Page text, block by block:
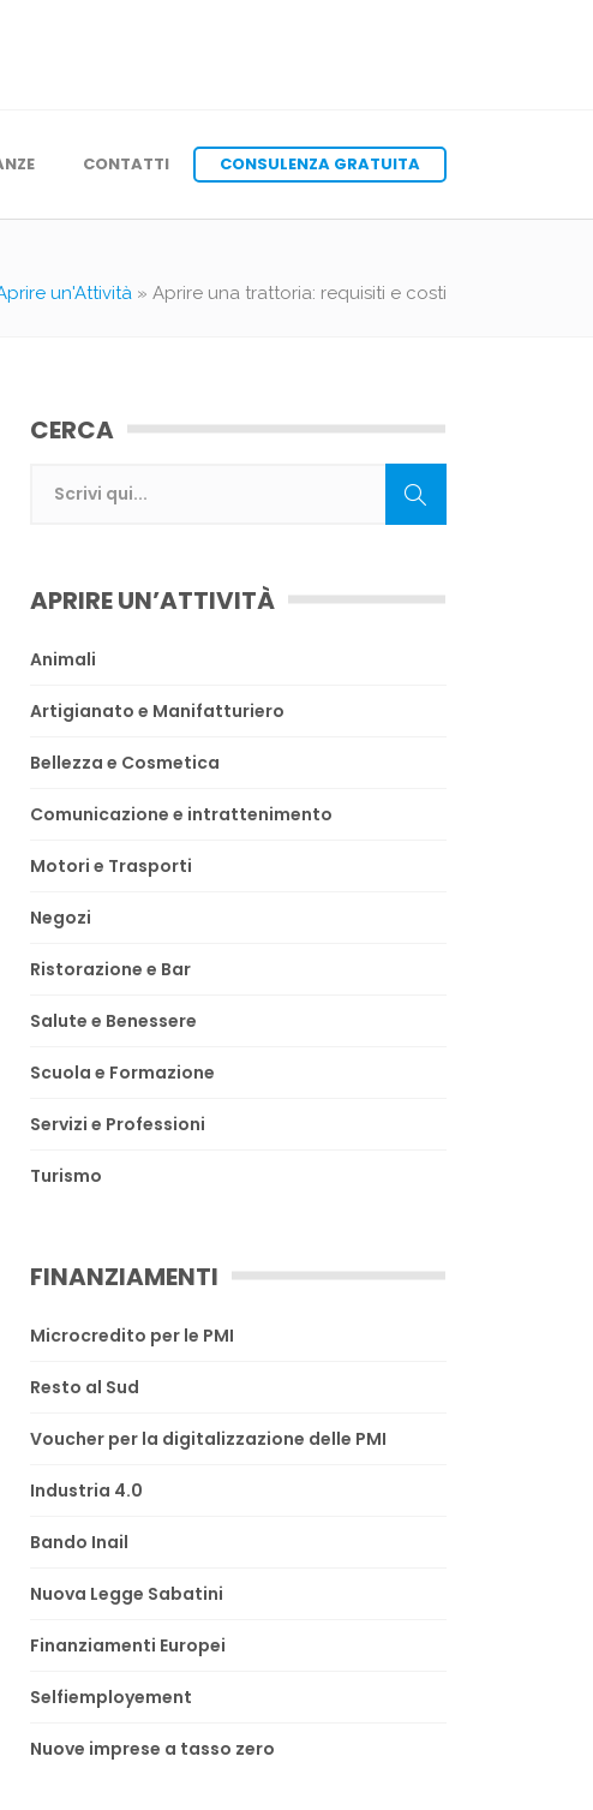
CONTATTI CONSULENZA GRATUITA
un'Attività » Aprire una trattoria: requisiti e costi
CERCA
APRIRE UN’ATTIVITÀ
Animali
Artigianato e Manifatturiero
Bellezza e Cosmetica
Comunicazione e intrattenimento
Motori e Trasporti
Negozi
Ristorazione e Bar
Salute e Benessere
Scuola e Formazione
Servizi e Professioni
Turismo
FINANZIAMENTI
Microcredito per le PMI
Resto al Sud
Voucher per la digitalizzazione delle PMI
Industria 4.0
Bando Inail
Nuova Legge Sabatini
Finanziamenti Europei
Selfiemployement
Nuove imprese a tasso zero